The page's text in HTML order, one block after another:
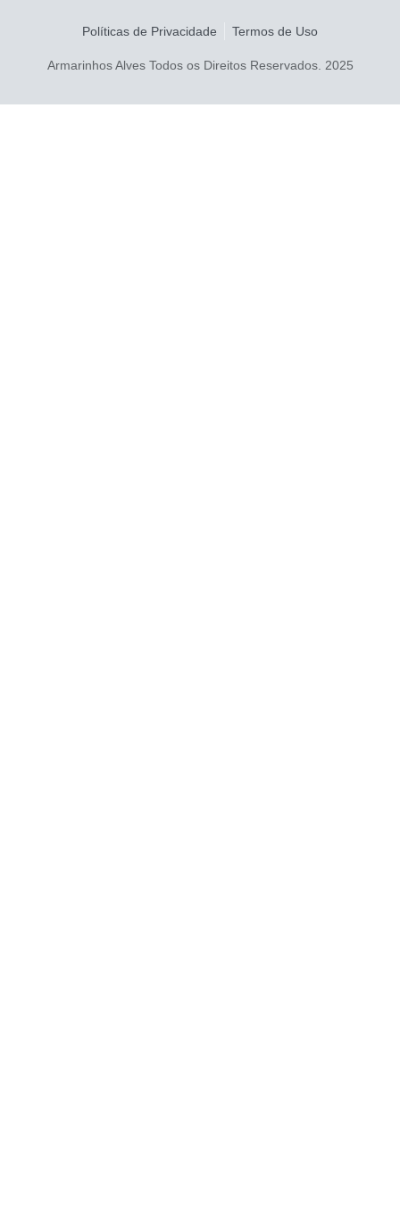
Políticas de Privacidade Termos de Uso
Armarinhos Alves Todos os Direitos Reservados. 2025